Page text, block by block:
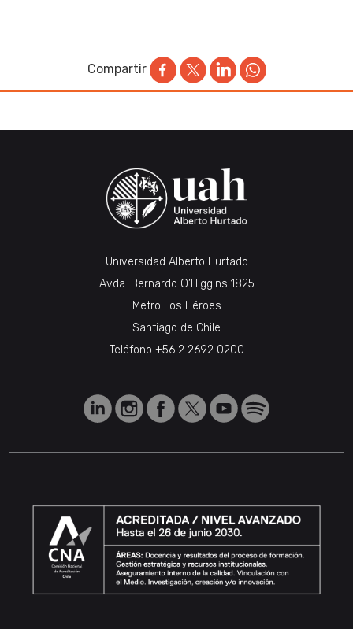
Compartir
Universidad Alberto Hurtado
Avda. Bernardo O’Higgins 1825
Metro Los Héroes
Santiago de Chile
Teléfono +56 2 2692 0200